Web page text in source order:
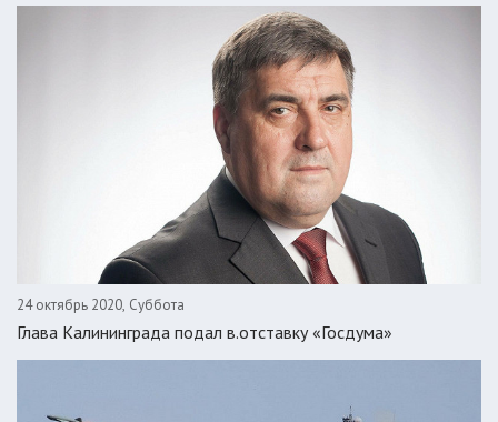
24 октябрь 2020, Суббота
Глава Калининграда подал в.отставку «Госдума»